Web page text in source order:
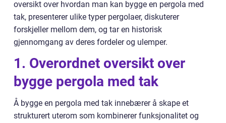
oversikt over hvordan man kan bygge en pergola med
tak, presenterer ulike typer pergolaer, diskuterer
forskjeller mellom dem, og tar en historisk
gjennomgang av deres fordeler og ulemper.
1. Overordnet oversikt over
bygge pergola med tak
Å bygge en pergola med tak innebærer å skape et
strukturert uterom som kombinerer funksjonalitet og